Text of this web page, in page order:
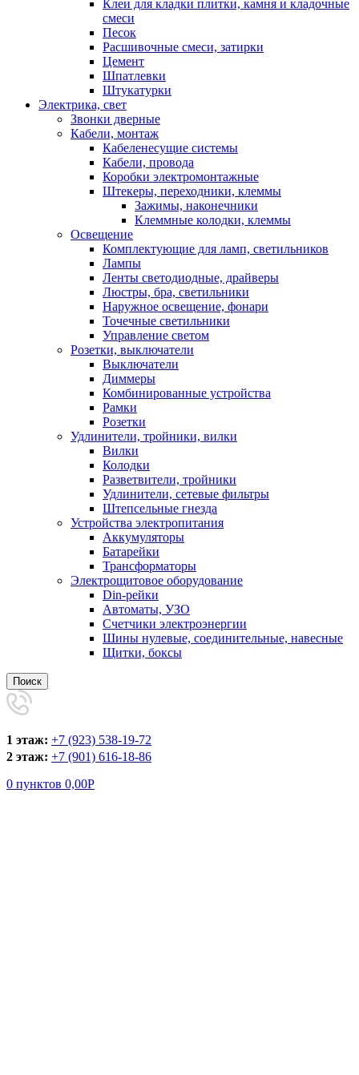
Клеи для кладки плитки, камня и кладочные
смеси
Песок
Расшивочные смеси, затирки
Цемент
Шпатлевки
Штукатурки
Электрика, свет
Звонки дверные
Кабели, монтаж
Кабеленесущие системы
Кабели, провода
Коробки электромонтажные
Штекеры, переходники, клеммы
Зажимы, наконечники
Клеммные колодки, клеммы
Освещение
Комплектующие для ламп, светильников
Лампы
Ленты светодиодные, драйверы
Люстры, бра, светильники
Наружное освещение, фонари
Точечные светильники
Управление светом
Розетки, выключатели
Выключатели
Диммеры
Комбинированные устройства
Рамки
Розетки
Удлинители, тройники, вилки
Вилки
Колодки
Разветвители, тройники
Удлинители, сетевые фильтры
Штепсельные гнезда
Устройства электропитания
Аккумуляторы
Батарейки
Трансформаторы
Электрощитовое оборудование
Din-рейки
Автоматы, УЗО
Счетчики электроэнергии
Шины нулевые, соединительные, навесные
Щитки, боксы
Поиск
1 этаж: +7 (923) 538-19-72
2 этаж: +7 (901) 616-18-86
0 пунктов 0,00Р